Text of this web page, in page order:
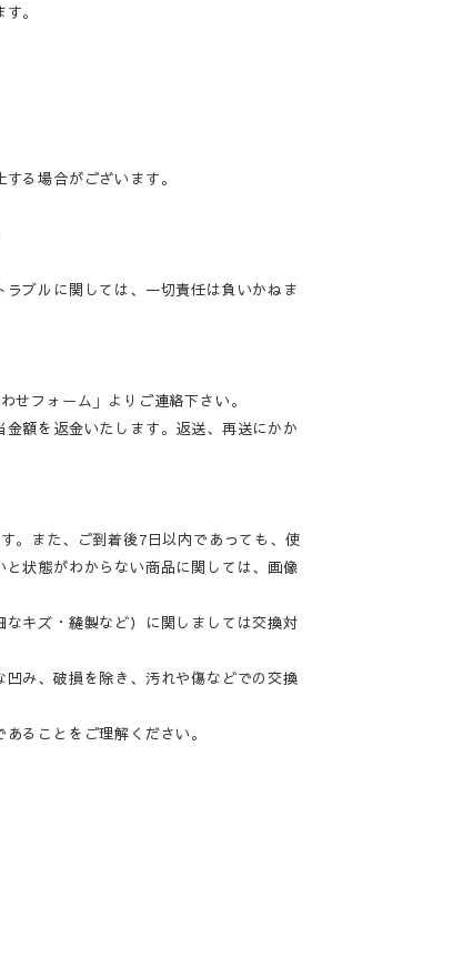
。
る場合がございます。
ブルに関しては、一切責任は負いかねま
フォーム」よりご連絡下さい。
額を返金いたします。返送、再送にかか
。また、ご到着後7日以内であっても、使
状態がわからない商品に関しては、画像
キズ・縫製など）に関しましては交換対
み、破損を除き、汚れや傷などでの交換
ることをご理解ください。